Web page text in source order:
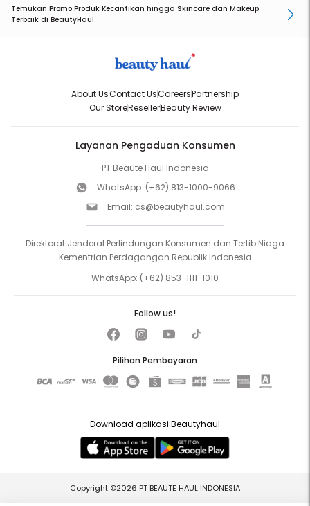
Temukan Promo Produk Kecantikan hingga Skincare dan Makeup
Terbaik di BeautyHaul
About UsContact UsCareersPartnership
Our StoreResellerBeauty Review
Layanan Pengaduan Konsumen
PT Beaute Haul Indonesia
WhatsApp: (+62) 813-1000-9066
Email: cs@beautyhaul.com
Direktorat Jenderal Perlindungan Konsumen dan Tertib Niaga
Kementrian Perdagangan Republik Indonesia
WhatsApp: (+62) 853-1111-1010
Pilihan Pembayaran
Follow us!
Download aplikasi Beautyhaul
Copyright ©2026 PT BEAUTE HAUL INDONESIA